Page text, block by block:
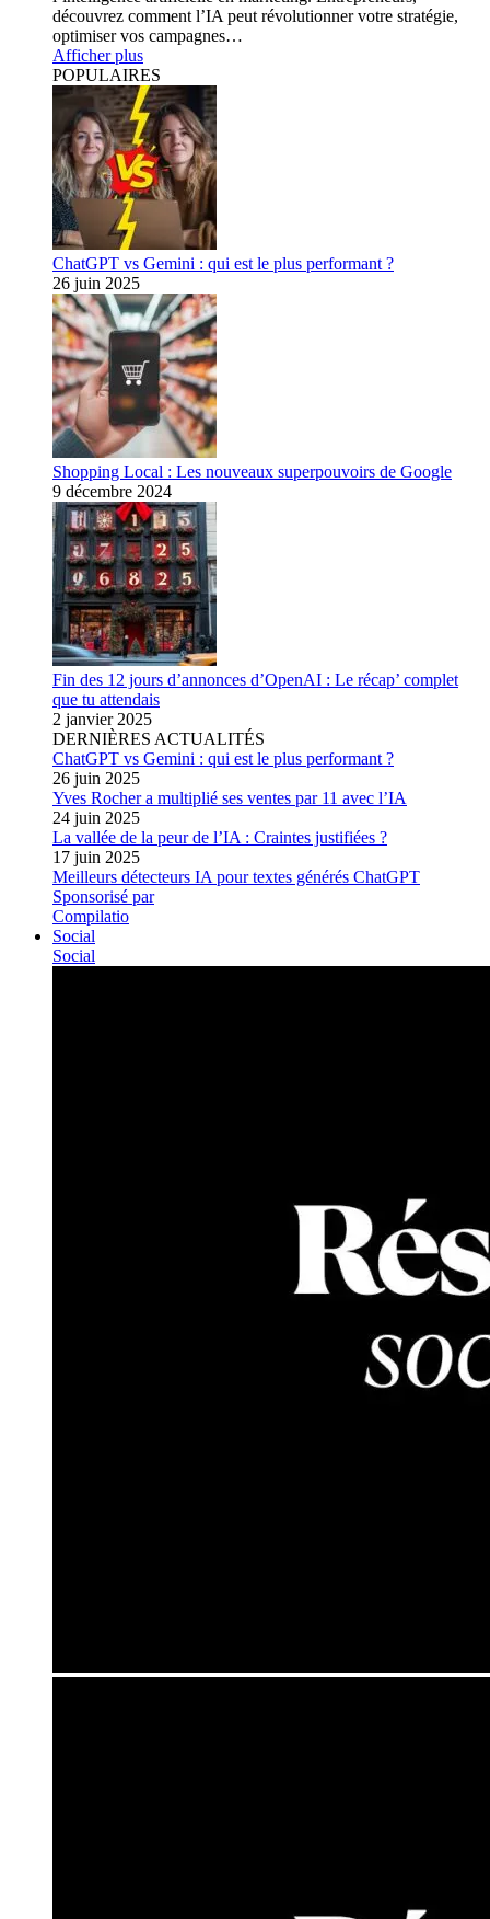
découvrez comment l’IA peut révolutionner votre stratégie,
optimiser vos campagnes…
Afficher plus
POPULAIRES
ChatGPT vs Gemini : qui est le plus performant ?
26 juin 2025
Shopping Local : Les nouveaux superpouvoirs de Google
9 décembre 2024
Fin des 12 jours d’annonces d’OpenAI : Le récap’ complet
que tu attendais
2 janvier 2025
DERNIÈRES ACTUALITÉS
ChatGPT vs Gemini : qui est le plus performant ?
26 juin 2025
Yves Rocher a multiplié ses ventes par 11 avec l’IA
24 juin 2025
La vallée de la peur de l’IA : Craintes justifiées ?
17 juin 2025
Meilleurs détecteurs IA pour textes générés ChatGPT
Sponsorisé par
Compilatio
Social
Social